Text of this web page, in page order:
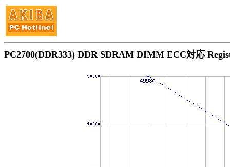
PC2700(DDR333) DDR SDRAM DIMM ECC対応